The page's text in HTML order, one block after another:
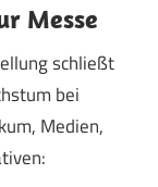
Messe
schließt
bei
Medien,